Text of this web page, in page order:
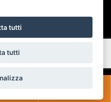
tutti
tutti